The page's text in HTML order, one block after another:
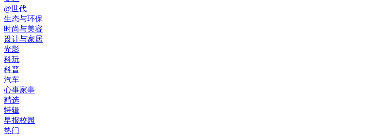
@世代
生态与环保
时尚与美容
设计与家居
光影
科玩
科普
汽车
心事家事
精选
特辑
早报校园
热门